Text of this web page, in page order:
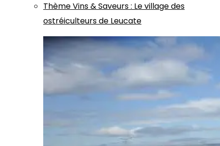
ThèmeVins & Saveurs: Le village des
ostréiculteurs de Leucate